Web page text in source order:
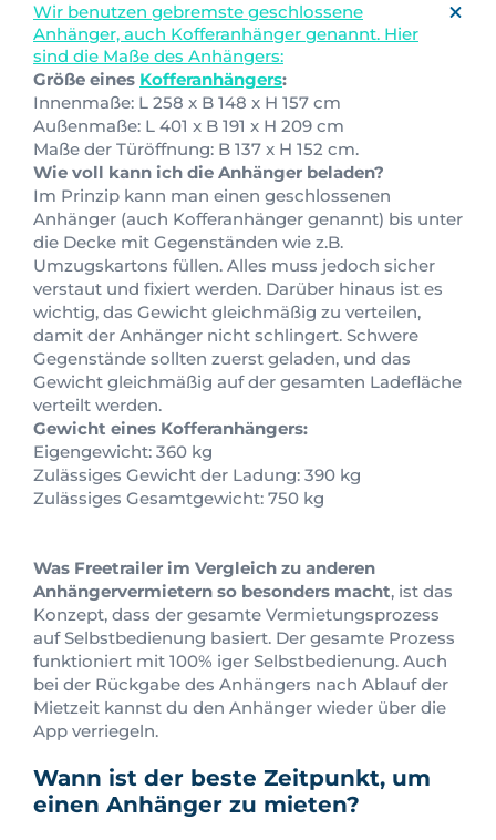
Wir benutzen gebremste geschlossene
Anhänger, auch Kofferanhänger genannt. Hier
sind die Maße des Anhängers:
Größe eines Kofferanhängers:
Innenmaße: L 258 x B 148 x H 157 cm
Außenmaße: L 401 x B 191 x H 209 cm
Maße der Türöffnung: B 137 x H 152 cm.
Wie voll kann ich die Anhänger beladen?
Im Prinzip kann man einen geschlossenen
Anhänger (auch Kofferanhänger genannt) bis unter
die Decke mit Gegenständen wie z.B.
Umzugskartons füllen. Alles muss jedoch sicher
verstaut und fixiert werden. Darüber hinaus ist es
wichtig, das Gewicht gleichmäßig zu verteilen,
damit der Anhänger nicht schlingert. Schwere
Gegenstände sollten zuerst geladen, und das
Gewicht gleichmäßig auf der gesamten Ladefläche
verteilt werden.
Gewicht eines Kofferanhängers:
Eigengewicht: 360 kg
Zulässiges Gewicht der Ladung: 390 kg
Zulässiges Gesamtgewicht: 750 kg
Was Freetrailer im Vergleich zu anderen
Anhängervermietern so besonders macht, ist das
Konzept, dass der gesamte Vermietungsprozess
auf Selbstbedienung basiert. Der gesamte Prozess
funktioniert mit 100% iger Selbstbedienung. Auch
bei der Rückgabe des Anhängers nach Ablauf der
Mietzeit kannst du den Anhänger wieder über die
App verriegeln.
Wann ist der beste Zeitpunkt, um
einen Anhänger zu mieten?